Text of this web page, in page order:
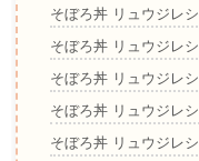
そぼろ丼 リュウジレ
そぼろ丼 リュウジレ
そぼろ丼 リュウジレ
そぼろ丼 リュウジレ
そぼろ丼 リュウジレ